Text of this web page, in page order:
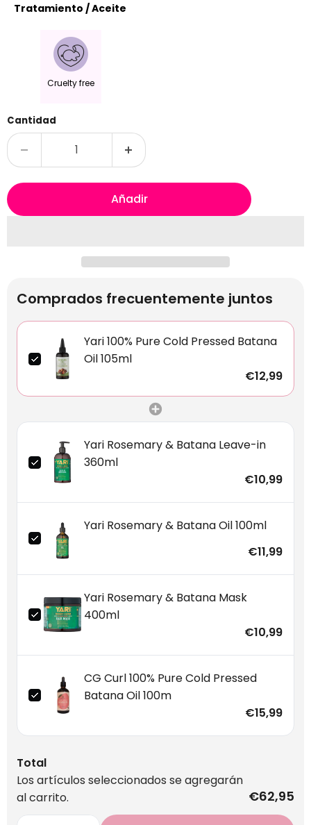
Tratamiento / Aceite
Cruelty free
Cantidad
Añadir
Comprados frecuentemente juntos
Yari 100% Pure Cold Pressed Batana
Oil 105ml
€12,99
Yari Rosemary & Batana Leave-in
360ml
€10,99
Yari Rosemary & Batana Oil 100ml
€11,99
Yari Rosemary & Batana Mask
400ml
€10,99
CG Curl 100% Pure Cold Pressed
Batana Oil 100m
€15,99
Total
Los artículos seleccionados se agregarán
al carrito.
€62,95